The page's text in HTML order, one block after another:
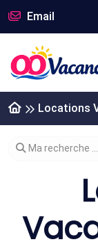
Email
Locations
Modifier votre
Ma recherche ...